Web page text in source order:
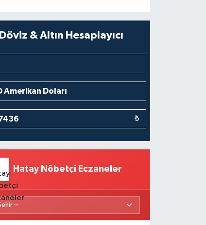
Döviz & Altın Hesaplayıcı
₺
Hatay Nöbetçi Eczaneler